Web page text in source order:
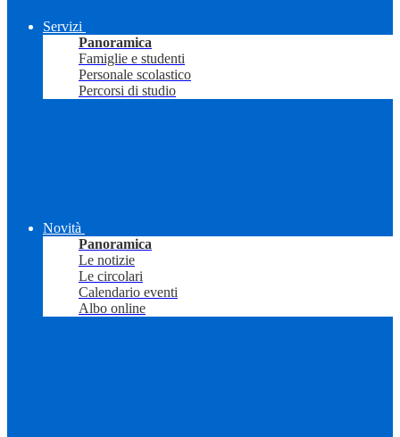
Servizi
Panoramica
Famiglie e studenti
Personale scolastico
Percorsi di studio
Novità
Panoramica
Le notizie
Le circolari
Calendario eventi
Albo online